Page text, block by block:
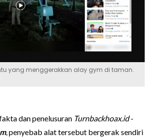
yang menggerakkan alay gym di taman.
dan penelusuran Turnbackhoax.id-
, penyebab alat tersebut bergerak sendiri